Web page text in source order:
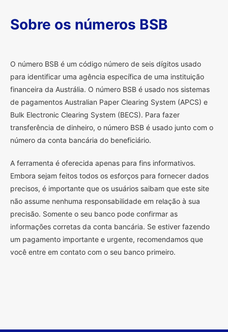
Sobre os números BSB
O número BSB é um código número de seis dígitos usado
para identificar uma agência específica de uma instituição
financeira da Austrália. O número BSB é usado nos sistemas
de pagamentos Australian Paper Clearing System (APCS) e
Bulk Electronic Clearing System (BECS). Para fazer
transferência de dinheiro, o número BSB é usado junto com o
número da conta bancária do beneficiário.
A ferramenta é oferecida apenas para fins informativos.
Embora sejam feitos todos os esforços para fornecer dados
precisos, é importante que os usuários saibam que este site
não assume nenhuma responsabilidade em relação à sua
precisão. Somente o seu banco pode confirmar as
informações corretas da conta bancária. Se estiver fazendo
um pagamento importante e urgente, recomendamos que
você entre em contato com o seu banco primeiro.